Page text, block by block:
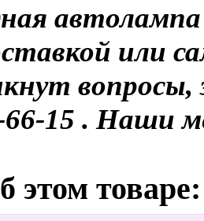
или
66-15 . Наши
этом товаре: